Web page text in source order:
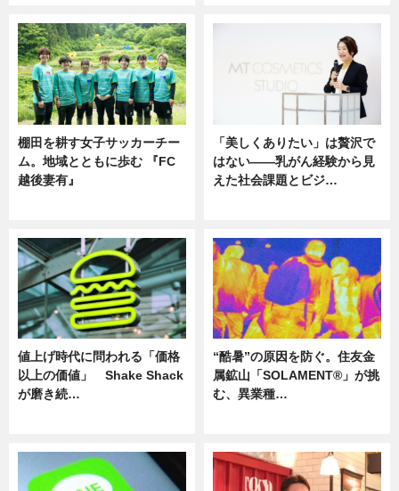
棚田を耕す女子サッカーチー
ム。地域とともに歩む 『FC
越後妻有』
「美しくありたい」は贅沢で
はない――乳がん経験から見
えた社会課題とビジ…
値上げ時代に問われる「価格
以上の価値」 Shake Shack
が磨き続…
“酷暑”の原因を防ぐ。住友金
属鉱山「SOLAMENT®」が挑
む、異業種…